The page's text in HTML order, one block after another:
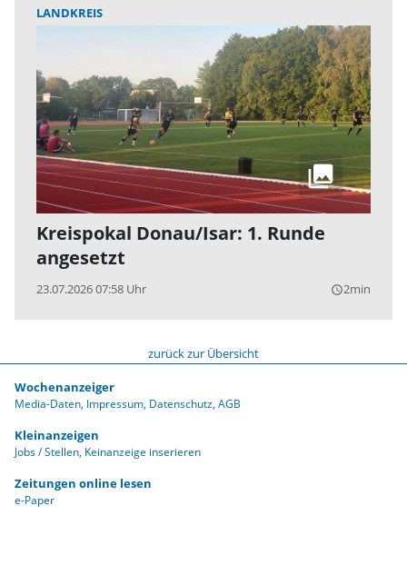
LANDKREIS
Kreispokal Donau/Isar: 1. Runde
angesetzt
23.07.2026 07:58 Uhr query_builder2min
zurück zur Übersicht
Wochenanzeiger
Media-Daten Impressum Datenschutz AGB
Kleinanzeigen
Jobs / Stellen Keinanzeige inserieren
Zeitungen online lesen
e-Paper